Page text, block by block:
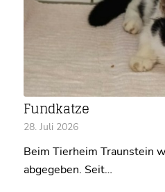
Fundkatze
28. Juli 2026
Beim Tierheim Traunstein
abgegeben. Seit…